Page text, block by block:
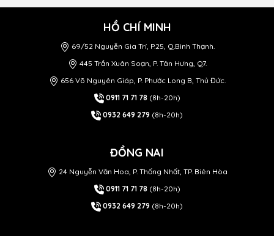
HỒ CHÍ MINH
69/52 Nguyễn Gia Trí, P.25, Q.Bình Thạnh.
445 Trần Xuân Soạn, P. Tân Hưng, Q7.
656 Võ Nguyên Giáp, P. Phước Long B, Thủ Đức.
0911 71 71 78 (8h-20h)
0932 649 279 (8h-20h)
ĐỒNG NAI
24 Nguyễn Văn Hoa, P. Thống Nhất, TP. Biên Hòa
0911 71 71 78 (8h-20h)
0932 649 279 (8h-20h)